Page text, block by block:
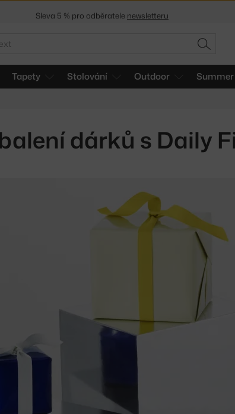
HLEDAT
Tapety Stolování Outdoor Summer
dárků s Daily
Sleva 5 % pro odběratele newsletteru